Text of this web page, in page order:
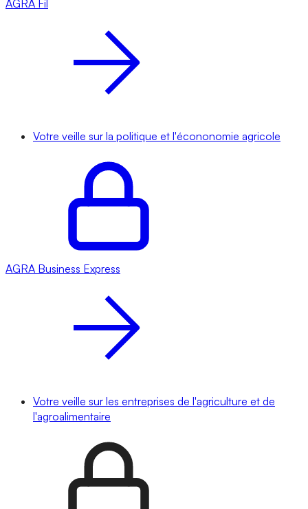
AGRA Fil
Votre veille sur la politique et l'écononomie agricole
AGRA Business Express
Votre veille sur les entreprises de l'agriculture et de
l'agroalimentaire